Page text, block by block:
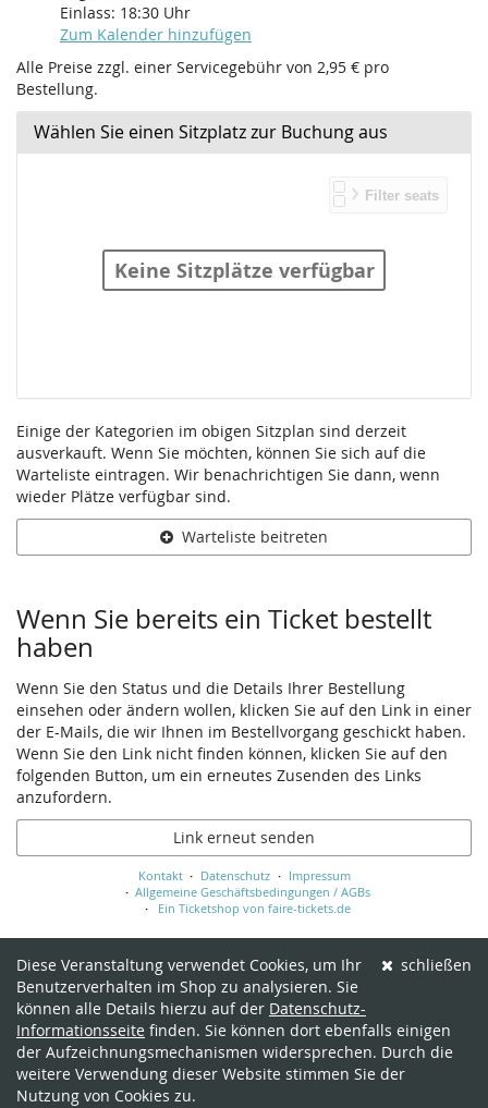
Einlass: 18:30 Uhr
Zum Kalender hinzufügen
Alle Preise zzgl. einer Servicegebühr von 2,95 € pro
Bestellung.
Wählen Sie einen Sitzplatz zur Buchung aus
Keine Sitzplätze verfügbar
Warteliste
Einige der Kategorien im obigen Sitzplan sind derzeit
ausverkauft. Wenn Sie möchten, können Sie sich auf die
Warteliste eintragen. Wir benachrichtigen Sie dann, wenn
wieder Plätze verfügbar sind.
Warteliste beitreten
Wenn Sie bereits ein Ticket bestellt
haben
Wenn Sie den Status und die Details Ihrer Bestellung
einsehen oder ändern wollen, klicken Sie auf den Link in einer
der E-Mails, die wir Ihnen im Bestellvorgang geschickt haben.
Wenn Sie den Link nicht finden können, klicken Sie auf den
folgenden Button, um ein erneutes Zusenden des Links
anzufordern.
Link erneut senden
Kontakt Datenschutz
Impressum
Allgemeine Geschäftsbedingungen / AGBs
Ein Ticketshop von faire-tickets.de
schließen
Diese Veranstaltung verwendet Cookies, um Ihr
Benutzerverhalten im Shop zu analysieren. Sie
können alle Details hierzu auf der Datenschutz-
Informationsseite finden. Sie können dort ebenfalls einigen
der Aufzeichnungsmechanismen widersprechen. Durch die
weitere Verwendung dieser Website stimmen Sie der
Nutzung von Cookies zu.